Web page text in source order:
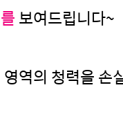
보여드립니다~
역의 청력을 손